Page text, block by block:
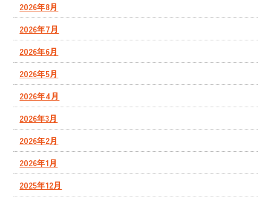
2026年8月
2026年7月
2026年6月
2026年5月
2026年4月
2026年3月
2026年2月
2026年1月
2025年12月